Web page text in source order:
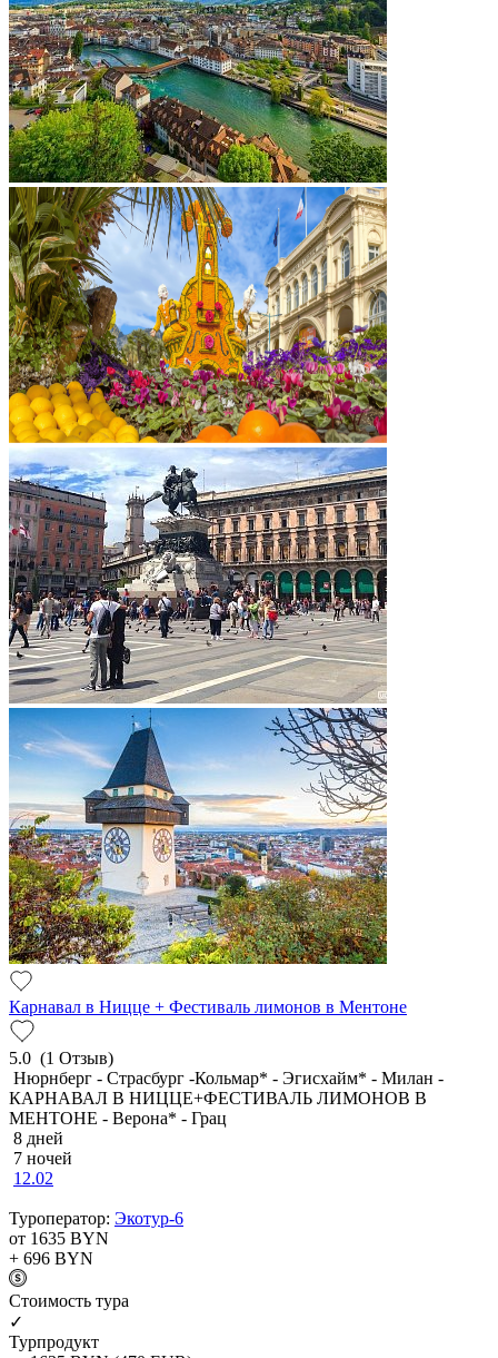
Карнавал в Ницце + Фестиваль лимонов в Ментоне
5.0 (1 Отзыв)
Нюрнберг - Страсбург -Кольмар* - Эгисхайм* - Милан -
КАРНАВАЛ В НИЦЦЕ+ФЕСТИВАЛЬ ЛИМОНОВ В
МЕНТОНЕ - Верона* - Грац
8 дней
7 ночей
12.02
Туроператор: Экотур-6
от 1635 BYN
+ 696 BYN
Cтоимость тура
✓
Турпродукт